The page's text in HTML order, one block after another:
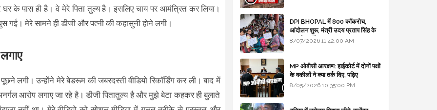
घर के पास ही है। वे मेरे पिता तुल्य है। इसलिए चाय पर आमंत्रित कर लिया।
मेरे सामने ही डीजी और पत्नी की कहासुनी होने लगी।
लगी। उन्होंने मेरे बेडरूम की जबरदस्ती वीडियो रिकॉर्डिंग कर ली। बाद में
अनर्गल आरोप लगाए जा रहे है। डीजी पितातुल्य है और मुझे बेटा कहकर ही बुलाते
DPI BHOPAL में 800 कॉकरोच,
आंदोलन शुरू, मंत्री उदय प्रताप सिंह के
घर भी जाएंगे
8/07/2026 11:42:00 AM
MP ओबीसी आरक्षण: हाईकोर्ट में दोनों पक्षों
के वकीलों ने क्या तर्क दिए, पढ़िए
8/05/2026 10:35:00 PM